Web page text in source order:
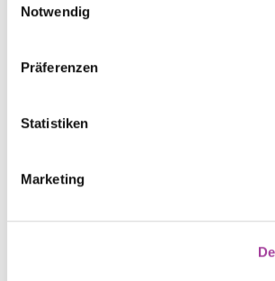
Informationen zu von uns und
Notwendig
Präferenzen
Statistiken
Marketing
Therapien & Pflege
Historie
Leben“
Lesen Sie alle Hintergründe in